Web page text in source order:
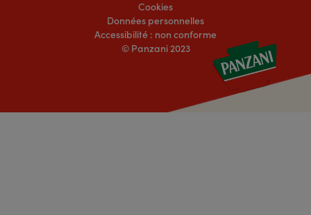
Cookies
Données personnelles
Accessibilité : non conforme
© Panzani 2023